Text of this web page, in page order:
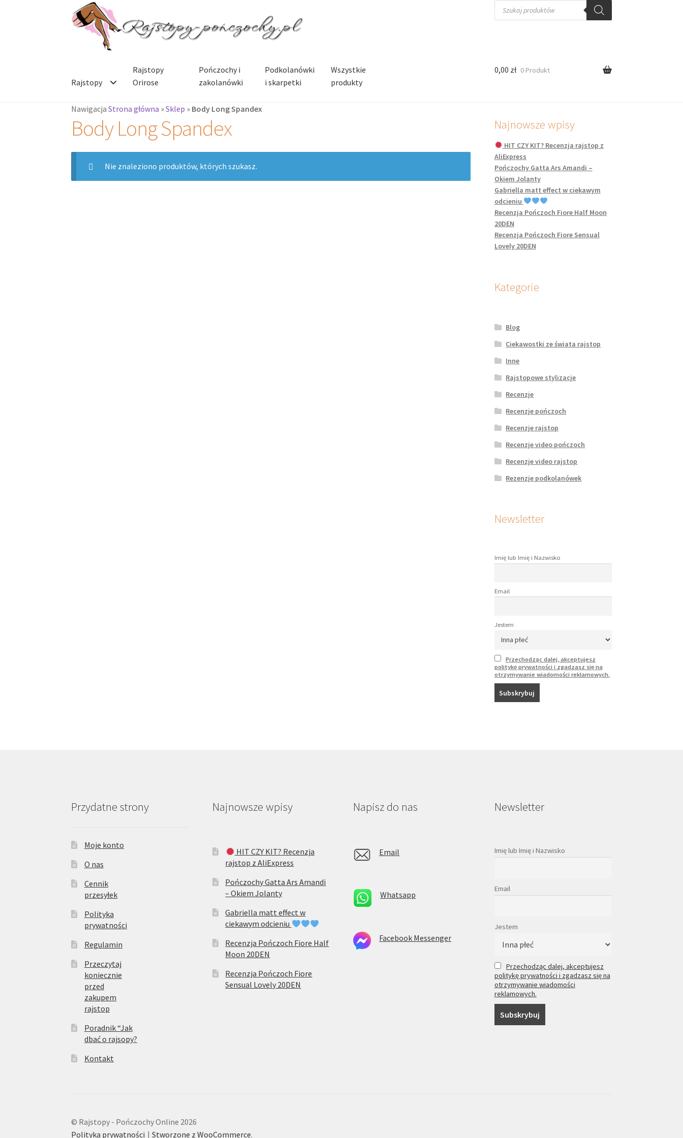
Przejdź
do
nawigacji
Przejdź
do
treści
Wyszukiwarka
produktów
Rajstopy
Rajstopy
Orirose
Pończochy i
zakolanówki
Podkolanówki
i skarpetki
Wszystkie
produkty
0,00 zł 0 Produkt
NawigacjaStrona główna »Sklep » Body Long Spandex
Body Long Spandex
Nie znaleziono produktów, których szukasz.
Najnowsze wpisy
HIT CZY KIT? Recenzja rajstop z
AliExpress
Pończochy Gatta Ars Amandi –
Okiem Jolanty
Gabriella matt effect w ciekawym
odcieniu
Recenzja Pończoch Fiore Half Moon
20DEN
Recenzja Pończoch Fiore Sensual
Lovely 20DEN
Kategorie
Blog
Ciekawostki ze świata rajstop
Inne
Rajstopowe stylizacje
Recenzje
Recenzje pończoch
Recenzje rajstop
Recenzje video pończoch
Recenzje video rajstop
Rezenzje podkolanówek
Newsletter
Imię lub Imię i Nazwisko
Email
Jestem
Przechodząc dalej, akceptujesz
politykę prywatności i zgadzasz się na
otrzymywanie wiadomości reklamowych.
Przydatne strony
Moje konto
O nas
Cennik
przesyłek
Polityka
prywatności
Regulamin
Przeczytaj
koniecznie
przed
zakupem
rajstop
Poradnik “Jak
dbać o rajsopy?
Kontakt
Najnowsze wpisy
HIT CZY KIT? Recenzja
rajstop z AliExpress
Pończochy Gatta Ars Amandi
– Okiem Jolanty
Gabriella matt effect w
ciekawym odcieniu
Recenzja Pończoch Fiore Half
Moon 20DEN
Recenzja Pończoch Fiore
Sensual Lovely 20DEN
Napisz do nas
Email
Whatsapp
Facebook Messenger
Newsletter
Imię lub Imię i Nazwisko
Email
Jestem
Przechodząc dalej, akceptujesz
politykę prywatności i zgadzasz się na
otrzymywanie wiadomości
reklamowych.
© Rajstopy - Pończochy Online 2026
Polityka prywatności
Stworzone z WooCommerce.